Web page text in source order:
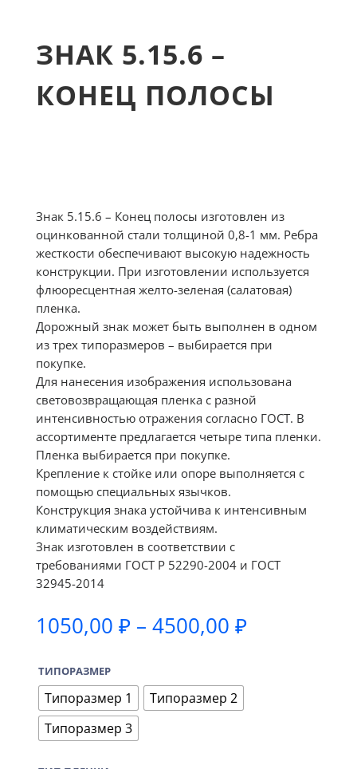
ЗНАК 5.15.6 –
КОНЕЦ ПОЛОСЫ
Знак 5.15.6 – Конец полосы изготовлен из
оцинкованной стали толщиной 0,8-1 мм. Ребра
жесткости обеспечивают высокую надежность
конструкции. При изготовлении используется
флюоресцентная желто-зеленая (салатовая)
пленка.
Дорожный знак может быть выполнен в одном
из трех типоразмеров – выбирается при
покупке.
Для нанесения изображения использована
световозвращающая пленка с разной
интенсивностью отражения согласно ГОСТ. В
ассортименте предлагается четыре типа пленки.
Пленка выбирается при покупке.
Крепление к стойке или опоре выполняется с
помощью специальных язычков.
Конструкция знака устойчива к интенсивным
климатическим воздействиям.
Знак изготовлен в соответствии с
требованиями ГОСТ Р 52290-2004 и ГОСТ
32945-2014
1050,00 ₽ – 4500,00 ₽Диапазон
ТИПОРАЗМЕР
Типоразмер 1
Типоразмер 2
Типоразмер 3